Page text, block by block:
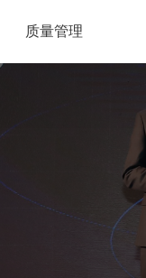
质量管理